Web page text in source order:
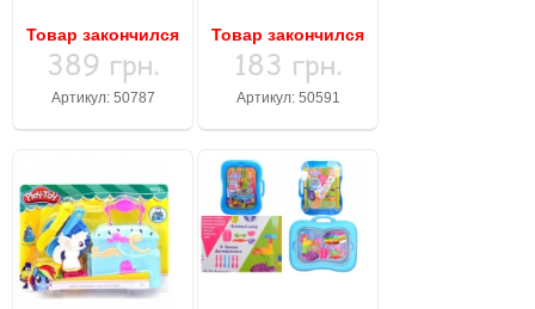
Товар закончился
389 грн.
Артикул: 50787
Товар закончился
183 грн.
Артикул: 50591